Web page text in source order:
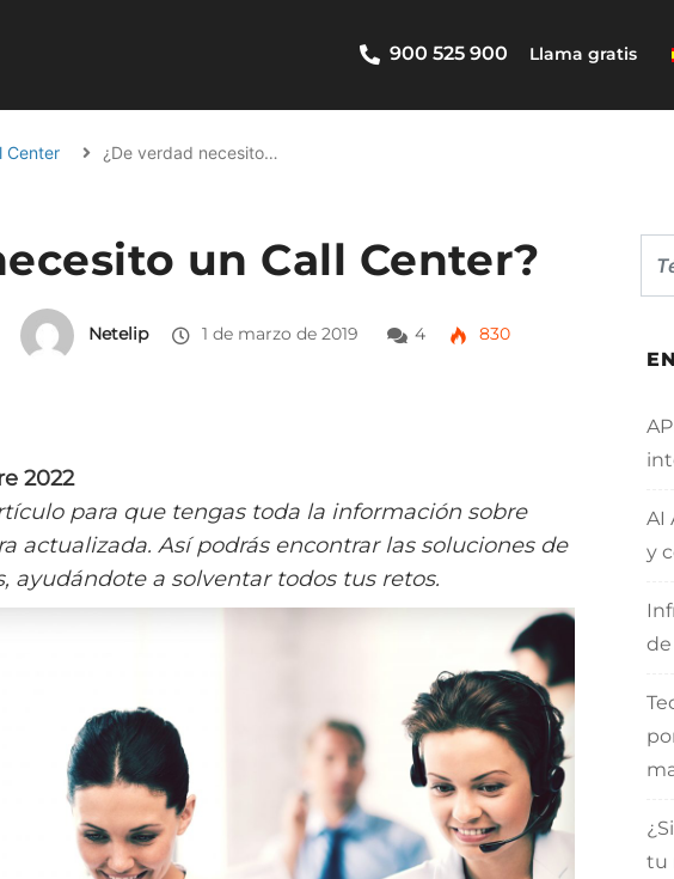
900 525 900 Llama gratis
Center ¿De verdad necesito…
un Call Center?
Netelip 1 de marzo de 2019 4 830
2022
para que tengas toda la información sobre
actualizada. Así podrás encontrar las soluciones de
ayudándote a solventar todos tus retos.
AI
y
de
tu